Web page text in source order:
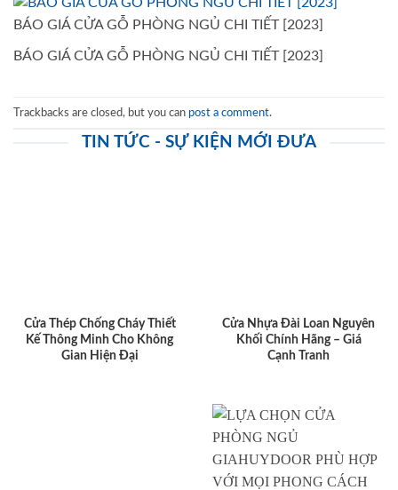
BÁO GIÁ CỬA GỖ PHÒNG NGỦ CHI TIẾT [2023]
BÁO GIÁ CỬA GỖ PHÒNG NGỦ CHI TIẾT [2023]
Trackbacks are closed, but you can post a comment.
TIN TỨC - SỰ KIỆN MỚI ĐƯA
Cửa Thép Chống Cháy Thiết
Kế Thông Minh Cho Không
Gian Hiện Đại
Cửa Nhựa Đài Loan Nguyên
Khối Chính Hãng – Giá
Cạnh Tranh